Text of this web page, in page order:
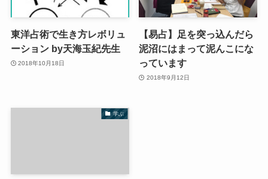
東洋占術で生き方レボリュ
ーション by天海玉紀先生
2018年10月18日
【易占】足を突っ込んだら
泥沼にはまって泥んこにな
っています
2018年9月12日
学ぶ